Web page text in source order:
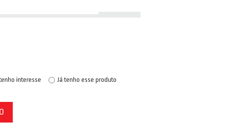
interesse Já tenho esse produto